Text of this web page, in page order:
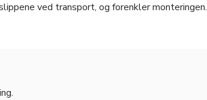
ved transport, og forenkler monteringen.